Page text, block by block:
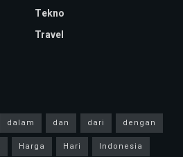
Tekno
Travel
dalam dan dari
dengan
Harga Hari
Indonesia